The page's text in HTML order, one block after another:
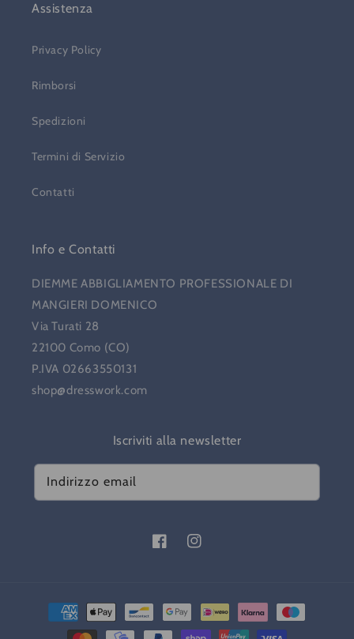
Assistenza
Privacy Policy
Rimborsi
Spedizioni
Termini di Servizio
Contatti
Info e Contatti
DIEMME ABBIGLIAMENTO PROFESSIONALE DI
MANGIERI DOMENICO
Via Turati 28
22100 Como (CO)
P.IVA 02663550131
shop@dresswork.com
Iscriviti alla newsletter
Indirizzo email
FacebookInstagram
Metodi